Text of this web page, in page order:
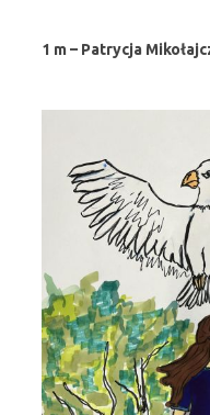
1 m – Patrycja